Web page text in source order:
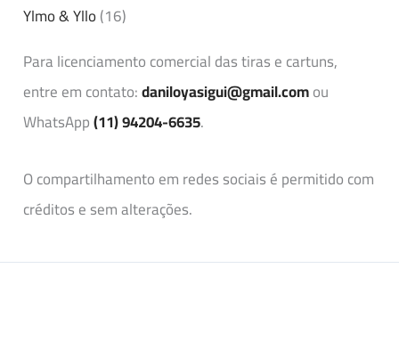
Ylmo & Yllo(16)
Para licenciamento comercial das tiras e cartuns,
entre em contato:daniloyasigui@gmail.comou
WhatsApp(11) 94204-6635.
O compartilhamento em redes sociais é permitido com
créditos e sem alterações.